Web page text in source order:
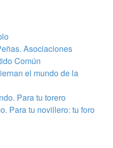
Asociaciones
Común
el mundo de la
Para tu torero
Para tu novillero: tu foro